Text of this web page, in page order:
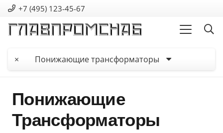
+7 (495) 123-45-67
× Понижающие трансформаторы
Понижающие
Трансформаторы